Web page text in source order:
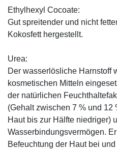
Ethylhexyl Cocoate:
Gut spreitender und nicht
Kokosfett hergestellt.
Urea:
Der wasserlösliche Harnstoff
kosmetischen Mitteln
der natürlichen
(Gehalt zwischen 7 % und 12
Haut bis zur Hälfte niedriger)
Wasserbindungsvermögen.
Befeuchtung der Haut bei